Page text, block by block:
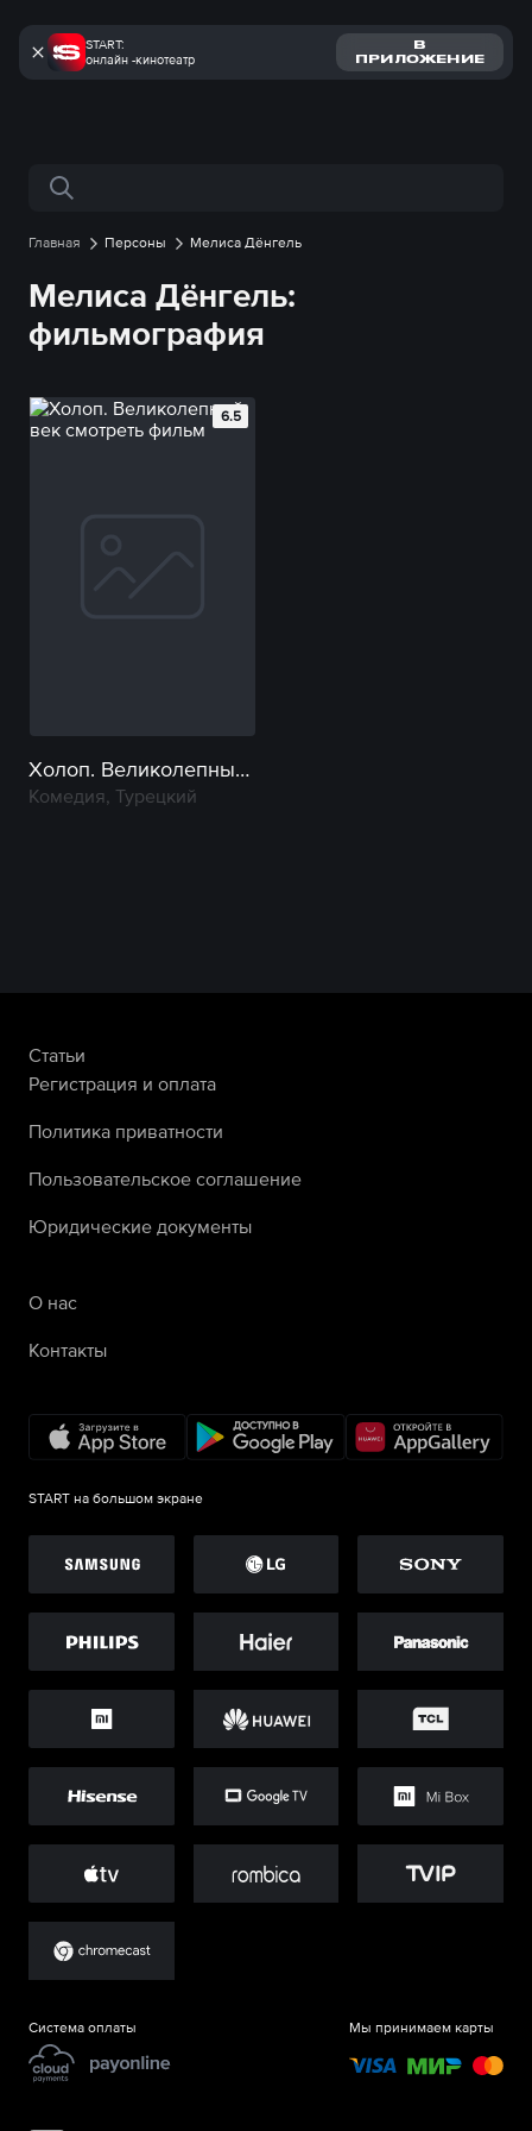
START:
онлайн -кинотеатр
В
ПРИЛОЖЕНИЕ
Поиск по сайту
Главная Персоны Мелиса Дёнгель
Мелиса Дёнгель:
фильмография
6.5
Холоп. Великолепный век
Комедия, Турецкий
Статьи
Регистрация и оплата
Политика приватности
Пользовательское соглашение
Юридические документы
О нас
Контакты
START на большом экране
Система оплаты Мы принимаем карты